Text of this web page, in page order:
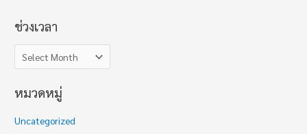
ช่วงเวลา
หมวดหมู่
Uncategorized